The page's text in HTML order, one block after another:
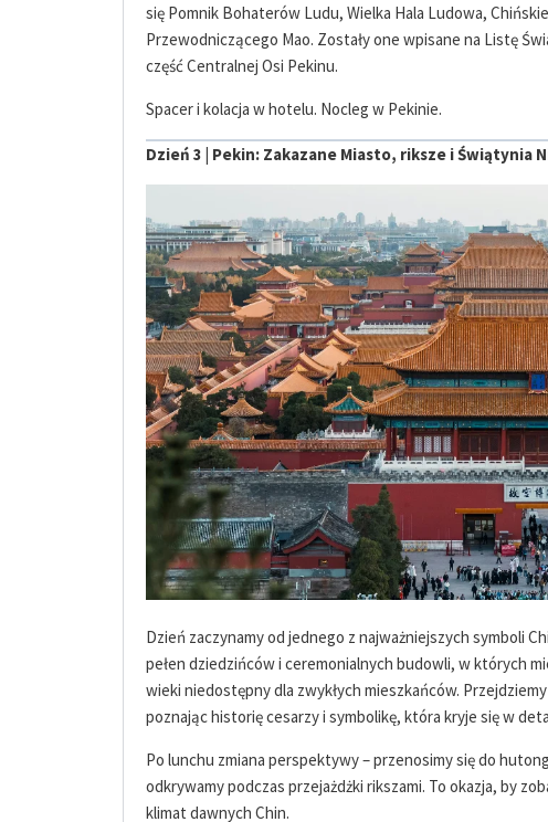
się Pomnik Bohaterów Ludu, Wielka Hala Ludowa,
Przewodniczącego Mao. Zostały one wpisane na Listę
część Centralnej Osi Pekinu.
Spacer i kolacja w hotelu. Nocleg w Pekinie.
Dzień 3 | Pekin: Zakazane Miasto, riksze i Świątynia
Dzień zaczynamy od jednego z najważniejszych symboli
pełen dziedzińców i ceremonialnych budowli, w których
wieki niedostępny dla zwykłych mieszkańców.
poznając historię cesarzy i symbolikę, która kryje się w
Po lunchu zmiana perspektywy – przenosimy się do
odkrywamy podczas przejażdżki rikszami. To okazja, by
klimat dawnych Chin.